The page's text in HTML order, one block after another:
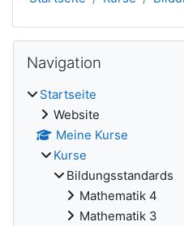
Blöcke
Navigation
Startseite
Website
Meine Kurse
Kurse
Bildungsstandards
Mathematik 4
Mathematik 3